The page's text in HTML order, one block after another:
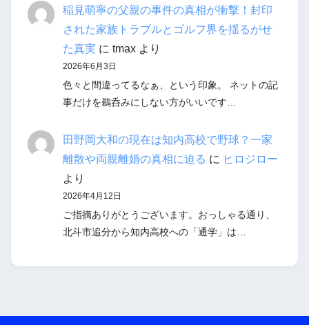
稲見萌寧の父親の事件の真相が衝撃！封印
された家族トラブルとゴルフ界を揺るがせ
た真実 に tmaxより
2026年6月3日
色々と間違ってるなぁ、という印象。 ネットの記
事だけを鵜呑みにしない方がいいです…
田野岡大和の現在は知内高校で野球？一家
離散や両親離婚の真相に迫る に ヒロジロー
より
2026年4月12日
ご指摘ありがとうございます。おっしゃる通り、
北斗市追分から知内高校への「通学」は…